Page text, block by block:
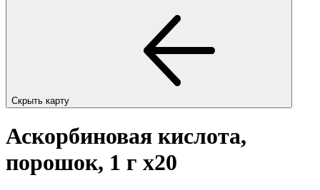
Скрыть карту
Аскорбиновая кислота,
порошок, 1 г x20